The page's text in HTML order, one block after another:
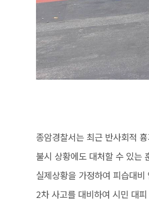
종암경찰서는 최근 반사회적
불시 상황에도 대처할 수 있는
실제상황을 가정하여 피습대
2차 사고를 대비하여 시민 대